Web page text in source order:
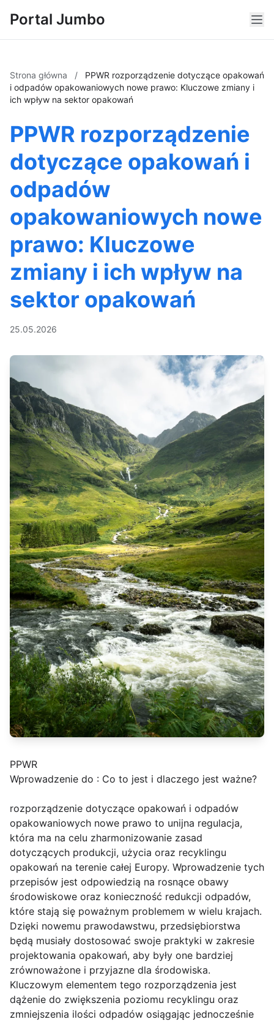
Portal Jumbo
Strona główna /
PPWR rozporządzenie dotyczące opakowań
i odpadów opakowaniowych nowe prawo: Kluczowe zmiany i
ich wpływ na sektor opakowań
PPWR rozporządzenie
dotyczące opakowań i
odpadów
opakowaniowych nowe
prawo: Kluczowe
zmiany i ich wpływ na
sektor opakowań
25.05.2026
PPWR
Wprowadzenie do : Co to jest i dlaczego jest ważne?
rozporządzenie dotyczące opakowań i odpadów
opakowaniowych nowe prawo to unijna regulacja,
która ma na celu zharmonizowanie zasad
dotyczących produkcji, użycia oraz recyklingu
opakowań na terenie całej Europy. Wprowadzenie tych
przepisów jest odpowiedzią na rosnące obawy
środowiskowe oraz konieczność redukcji odpadów,
które stają się poważnym problemem w wielu krajach.
Dzięki nowemu prawodawstwu, przedsiębiorstwa
będą musiały dostosować swoje praktyki w zakresie
projektowania opakowań, aby były one bardziej
zrównoważone i przyjazne dla środowiska.
Kluczowym elementem tego rozporządzenia jest
dążenie do zwiększenia poziomu recyklingu oraz
zmniejszenia ilości odpadów osiągając jednocześnie